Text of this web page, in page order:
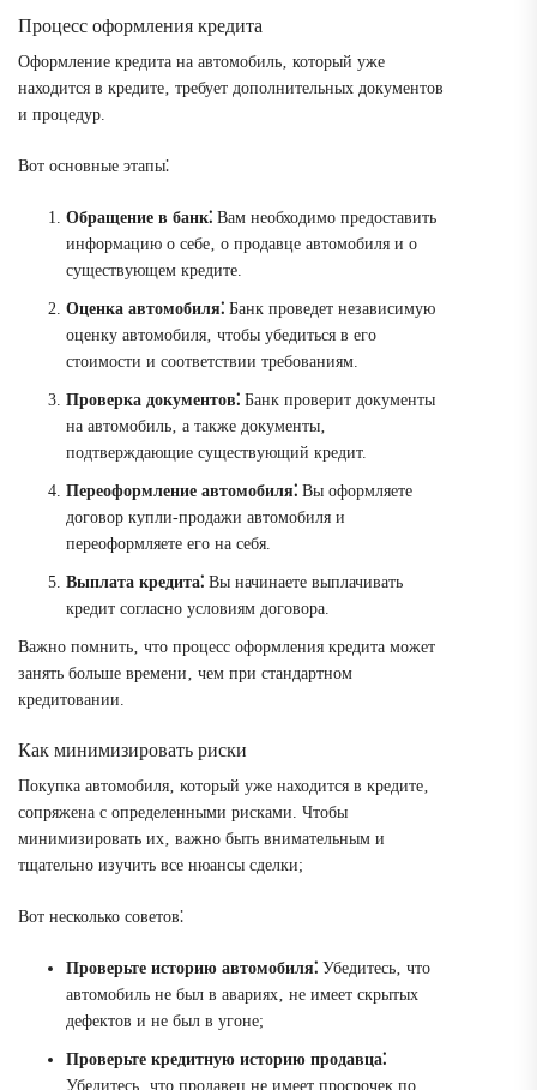
Процесс оформления кредита
Оформление кредита на автомобиль‚ который уже
находится в кредите‚ требует дополнительных документов
и процедур.
Вот основные этапы⁚
Обращение в банк⁚ Вам необходимо предоставить
информацию о себе‚ о продавце автомобиля и о
существующем кредите.
Оценка автомобиля⁚ Банк проведет независимую
оценку автомобиля‚ чтобы убедиться в его
стоимости и соответствии требованиям.
Проверка документов⁚ Банк проверит документы
на автомобиль‚ а также документы‚
подтверждающие существующий кредит.
Переоформление автомобиля⁚ Вы оформляете
договор купли-продажи автомобиля и
переоформляете его на себя.
Выплата кредита⁚ Вы начинаете выплачивать
кредит согласно условиям договора.
Важно помнить‚ что процесс оформления кредита может
занять больше времени‚ чем при стандартном
кредитовании.
Как минимизировать риски
Покупка автомобиля‚ который уже находится в кредите‚
сопряжена с определенными рисками. Чтобы
минимизировать их‚ важно быть внимательным и
тщательно изучить все нюансы сделки;
Вот несколько советов⁚
Проверьте историю автомобиля⁚ Убедитесь‚ что
автомобиль не был в авариях‚ не имеет скрытых
дефектов и не был в угоне;
Проверьте кредитную историю продавца⁚
Убедитесь‚ что продавец не имеет просрочек по